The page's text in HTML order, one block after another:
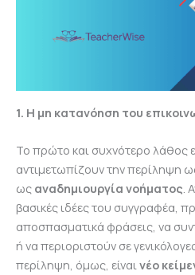
1. Η μη κατανόηση του
Το πρώτο και συχνότερο λάθος
αντιμετωπίζουν την περίληψη
ως αναδημιουργία νοήματος.
βασικές ιδέες του συγγραφέα,
αποσπασματικά φράσεις, να
ή να περιοριστούν σε
περίληψη, όμως, είναινέο